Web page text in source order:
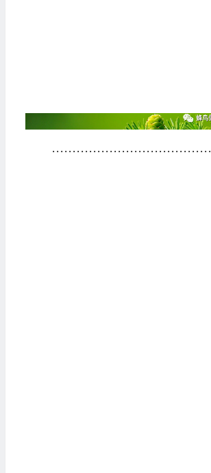
·······································